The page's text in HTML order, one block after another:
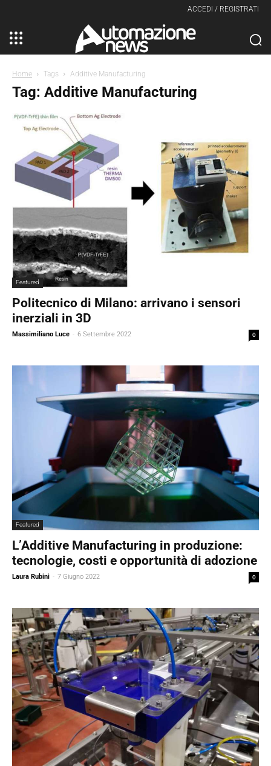
ACCEDI / REGISTRATI
Home Tags Additive Manufacturing
Tag: Additive Manufacturing
Featured
Politecnico di Milano: arrivano i sensori
inerziali in 3D
Massimiliano Luce - 6 Settembre 2022 0
Featured
L’Additive Manufacturing in produzione:
tecnologie, costi e opportunità di adozione
Laura Rubini - 7 Giugno 2022 0